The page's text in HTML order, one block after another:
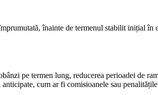
înainte de termenul stabilit inițial în
pe termen lung, reducerea perioadei de
cum ar fi comisioanele sau